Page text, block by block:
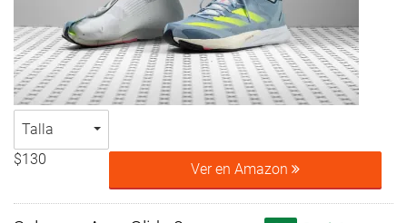
Talla
$130
Ver en Amazon